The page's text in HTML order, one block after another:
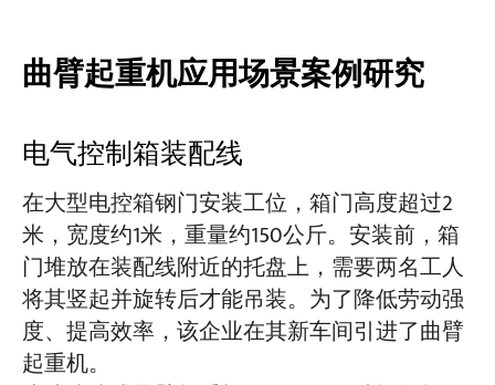
曲臂起重机应用场景案例研究
电气控制箱装配线
在大型电控箱钢门安装工位，箱门高度超过2
米，宽度约1米，重量约150公斤。安装前，箱
门堆放在装配线附近的托盘上，需要两名工人
将其竖起并旋转后才能吊装。为了降低劳动强
度、提高效率，该企业在其新车间引进了曲臂
起重机。